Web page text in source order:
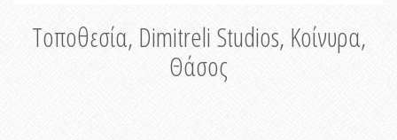
Τοποθεσία, Dimitreli Studios, Κοίνυρα,
Θάσος